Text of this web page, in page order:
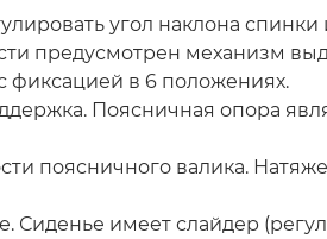
угол наклона
предусмотрен механизм
фиксацией в 6 положениях.
Поясничная опора
поясничного валика.
Сиденье имеет слайдер